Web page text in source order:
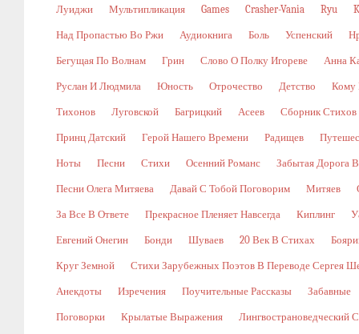
Луиджи Мультипликация Games Crasher-Vania Ryu
Над Пропастью Во Ржи Аудиокнига Боль Успенский
Бегущая По Волнам Грин Слово О Полку Игореве Анна
Руслан И Людмила Юность Отрочество Детство Кому
Тихонов Луговской Багрицкий Асеев Сборник Стихов
Принц Датский Герой Нашего Времени Радищев
Ноты Песни Стихи Осенний Романс Забытая Дорога
Песни Олега Митяева Давай С Тобой Поговорим Митяев
За Все В Ответе Прекрасное Пленяет Навсегда Киплинг
Евгений Онегин Бонди Шуваев 20 Век В Стихах
Круг Земной Стихи Зарубежных Поэтов В Переводе Сергея
Анекдоты Изречения Поучительные Рассказы Забавные
Поговорки Крылатые Выражения Лингвострановедческий